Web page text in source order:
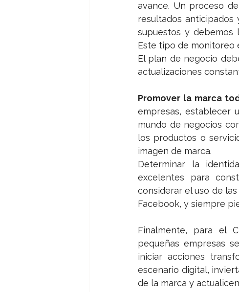
avance. Un proceso
resultados anticipados
supuestos y
Este tipo de monitoreo
El plan de negocio
actualizaciones
Promover la marca
empresas, establecer
mundo de negocios
los productos o
imagen de marca.
Determinar la
excelentes para
considerar el uso de
Facebook, y siempre
Finalmente, para el
pequeñas empresas
iniciar acciones
escenario digital,
de la marca y